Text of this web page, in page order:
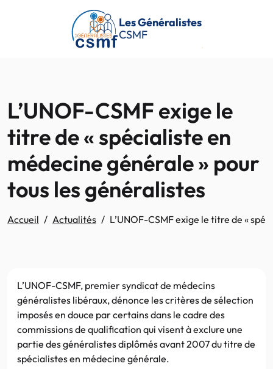
Passer au contenu principal
Les Généralistes
CSMF
L’UNOF-CSMF exige le
titre de « spécialiste en
médecine générale » pour
tous les généralistes
Accueil Actualités L’UNOF-CSMF exige le titre de «
L’UNOF-CSMF, premier syndicat de médecins
généralistes libéraux, dénonce les critères de sélection
imposés en douce par certains dans le cadre des
commissions de qualification qui visent à exclure une
partie des généralistes diplômés avant 2007 du titre de
spécialistes en médecine générale.